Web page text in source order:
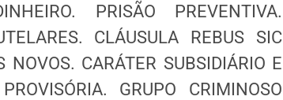
PRISÃO PREVENTIVA.
CLÁUSULA REBUS SIC
NOVOS. CARÁTER SUBSIDIÁRIO E
GRUPO CRIMINOSO